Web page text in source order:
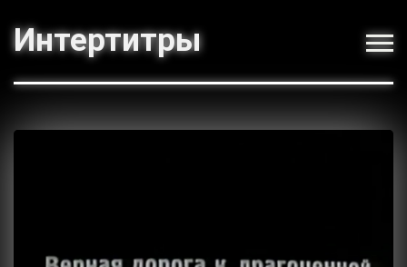
Интертитры